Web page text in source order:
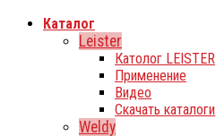
Каталог
Leister
Католог LEISTER
Применение
Видео
Скачать каталоги
Weldy